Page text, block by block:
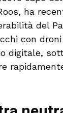
ha
del
con
digitale,